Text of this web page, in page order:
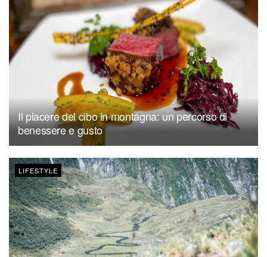
Il piacere del cibo in montagna: un percorso di
benessere e gusto
LIFESTYLE